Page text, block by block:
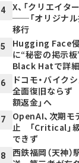
4
X、「クリエイタ
──「オリジナル
移行
5
Hugging Face
に“秘密の掲示
Black Hatで詳
6
ドコモ・バイク
全面復旧ならず
額返金」へ
7
OpenAI、次期モ
止 「Critical」
できず
8
西鉄福岡（天神